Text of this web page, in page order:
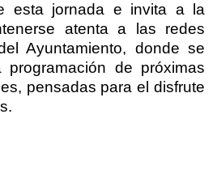
esta jornada e invita a la
atenta a las redes
Ayuntamiento, donde se
de próximas
pensadas para el disfrute